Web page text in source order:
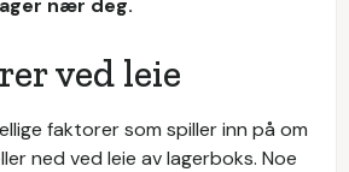
nær deg.
ved leie
faktorer som spiller inn på om
ned ved leie av lagerboks. Noe